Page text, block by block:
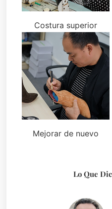
Costura superior
Mejorar de nuevo
Lo Que